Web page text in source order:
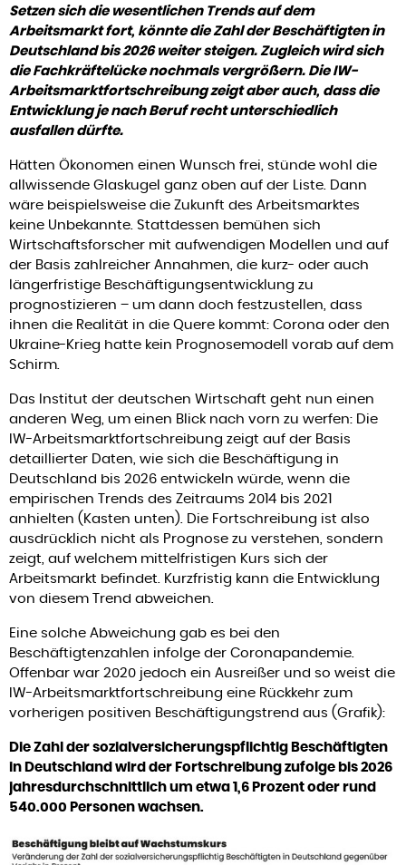
Setzen sich die wesentlichen Trends auf dem
Arbeitsmarkt fort, könnte die Zahl der Beschäftigten in
Deutschland bis 2026 weiter steigen. Zugleich wird sich
die Fachkräftelücke nochmals vergrößern. Die IW-
Arbeitsmarktfortschreibung zeigt aber auch, dass die
Entwicklung je nach Beruf recht unterschiedlich
ausfallen dürfte.
Hätten Ökonomen einen Wunsch frei, stünde wohl die
allwissende Glaskugel ganz oben auf der Liste. Dann
wäre beispielsweise die Zukunft des Arbeitsmarktes
keine Unbekannte. Stattdessen bemühen sich
Wirtschaftsforscher mit aufwendigen Modellen und auf
der Basis zahlreicher Annahmen, die kurz- oder auch
längerfristige Beschäftigungsentwicklung zu
prognostizieren – um dann doch festzustellen, dass
ihnen die Realität in die Quere kommt: Corona oder den
Ukraine-Krieg hatte kein Prognosemodell vorab auf dem
Schirm.
Das Institut der deutschen Wirtschaft geht nun einen
anderen Weg, um einen Blick nach vorn zu werfen: Die
IW-Arbeitsmarktfortschreibung zeigt auf der Basis
detaillierter Daten, wie sich die Beschäftigung in
Deutschland bis 2026 entwickeln würde, wenn die
empirischen Trends des Zeitraums 2014 bis 2021
anhielten (Kasten unten). Die Fortschreibung ist also
ausdrücklich nicht als Prognose zu verstehen, sondern
zeigt, auf welchem mittelfristigen Kurs sich der
Arbeitsmarkt befindet. Kurzfristig kann die Entwicklung
von diesem Trend abweichen.
Eine solche Abweichung gab es bei den
Beschäftigtenzahlen infolge der Coronapandemie.
Offenbar war 2020 jedoch ein Ausreißer und so weist die
IW-Arbeitsmarktfortschreibung eine Rückkehr zum
vorherigen positiven Beschäftigungstrend aus (Grafik):
Die Zahl der sozialversicherungspflichtig Beschäftigten
in Deutschland wird der Fortschreibung zufolge bis 2026
jahresdurchschnittlich um etwa 1,6 Prozent oder rund
540.000 Personen wachsen.